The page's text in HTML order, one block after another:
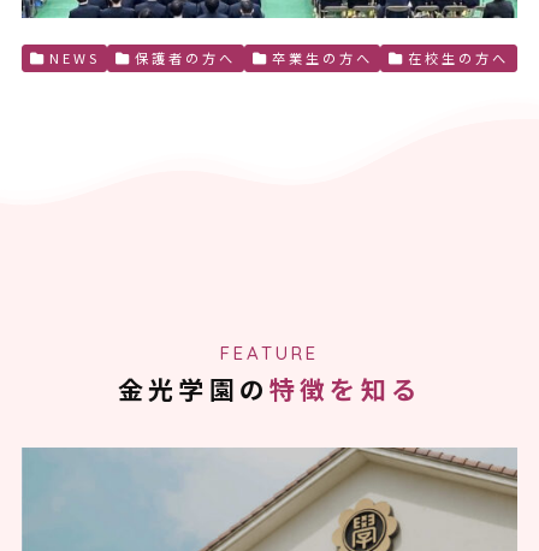
NEWS 保護者の方へ 卒業生の方へ 在校生の方へ
FEATURE
金光学園の 特徴を知る